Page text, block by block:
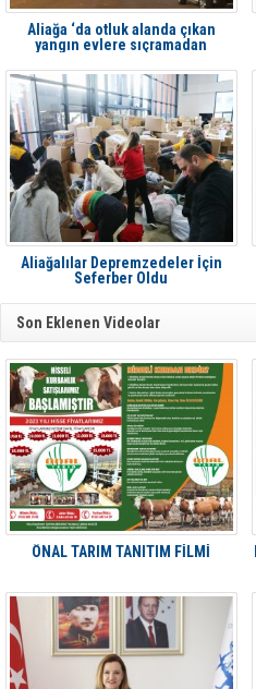
Aliağa ‘da otluk alanda çıkan
yangın evlere sıçramadan
Aliağalılar Depremzedeler İçin
Seferber Oldu
Son Eklenen Videolar
ÖNAL TARIM TANITIM FİLMİ